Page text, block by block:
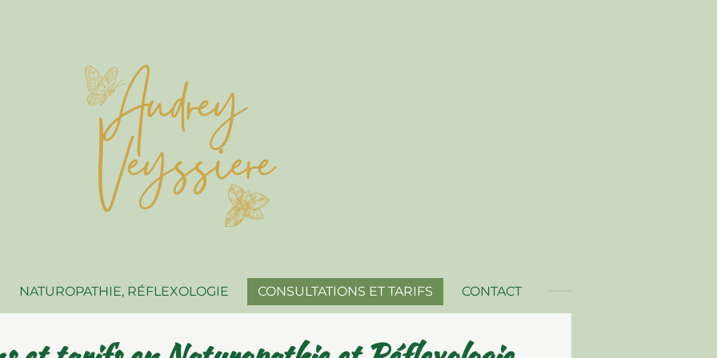
NATUROPATHIE, RÉFLEXOLOGIE CONSULTATIONS ET TARIFS CONTACT